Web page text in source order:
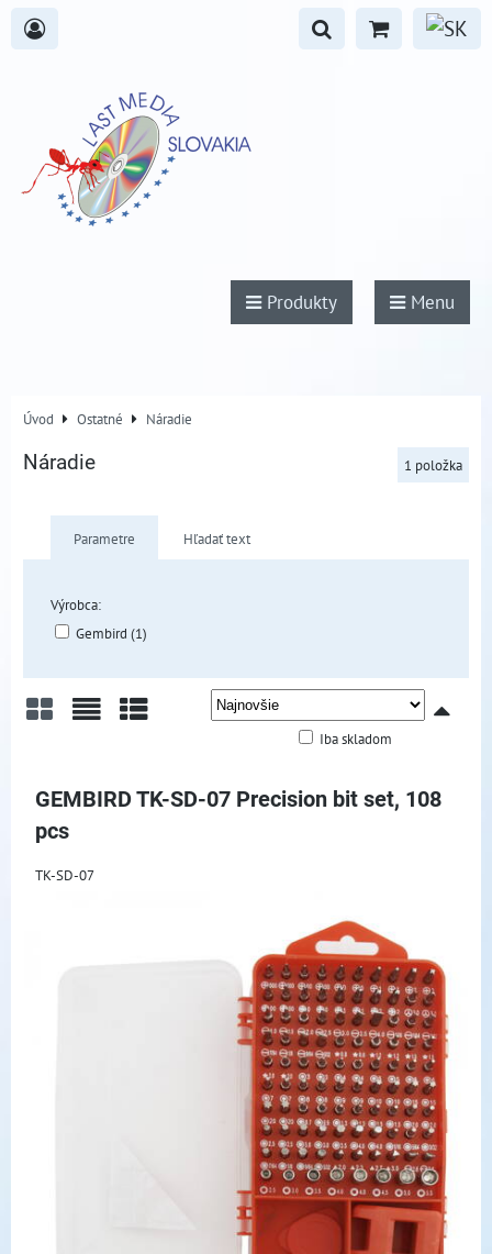
Produkty Menu
Úvod Ostatné Náradie
Náradie 1 položka
Parametre Hľadať text
Výrobca:
Gembird (1)
Iba skladom
GEMBIRD TK-SD-07 Precision bit set, 108
pcs
TK-SD-07